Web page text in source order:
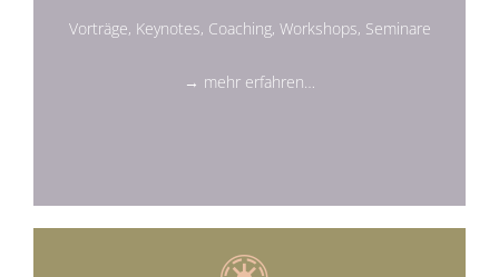
Vorträge, Keynotes, Coaching, Workshops, Seminare
→ mehr erfahren…